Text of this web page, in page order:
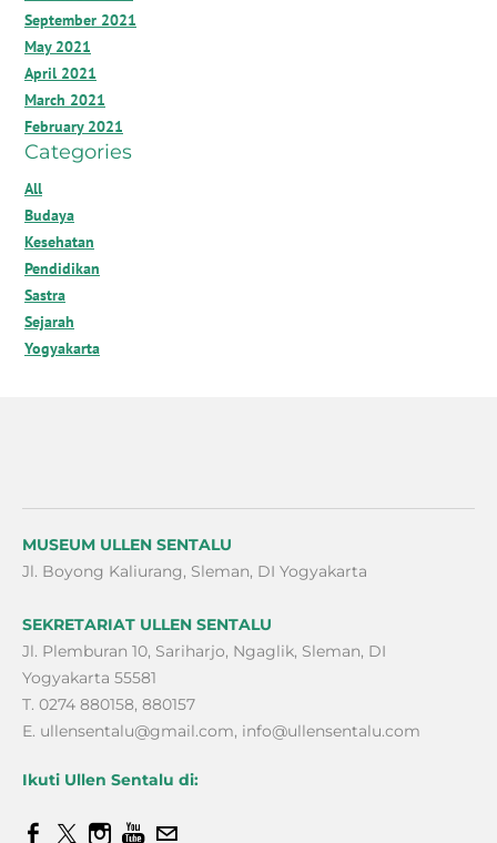
September 2021
May 2021
April 2021
March 2021
February 2021
Categories
All
Budaya
Kesehatan
Pendidikan
Sastra
Sejarah
Yogyakarta
MUSEUM ULLEN SENTALU
Jl. Boyong Kaliurang, Sleman, DI Yogyakarta
SEKRETARIAT ULLEN SENTALU
Jl. Plemburan 10, Sariharjo, Ngaglik, Sleman, DI
Yogyakarta 55581
T. 0274 880158, 880157
E. ullensentalu@gmail.com, info@ullensentalu.com
Ikuti Ullen Sentalu di: